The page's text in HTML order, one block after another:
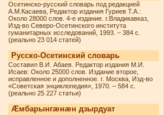
Осетинско-русский словарь под редакцией
А.М.Касаева, Редактор издания Гуриев Т.А.:
Около 28000 слов. 4-е издание. г.Владикавказ,
Изд-во Северо-Осетинского института
гуманитарных исследований, 1993. – 384 с.
(реально 23 014 статей)
Русско-Осетинский словарь
Составил В.И. Абаев. Редактор издания М.И.
Исаев: Около 25000 слов. Издание второе,
исправленное и дополненное. г. Москва, Изд-во
«Советская энциклопедия», 1970. – 584 с.
(реально 25 227 статьи)
Æмбарынгæнæн дзырдуат